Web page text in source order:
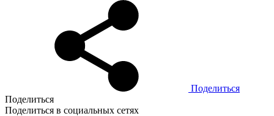
Поделиться
Поделиться
Поделиться в социальных сетях